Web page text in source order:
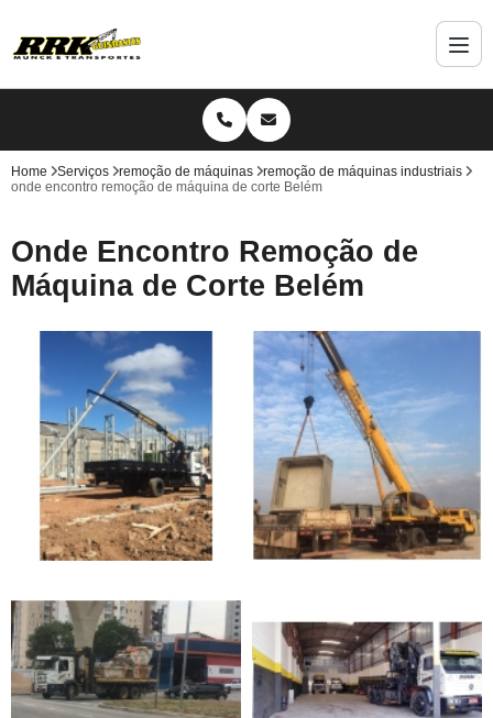
Home Serviços remoção de máquinas
remoção de máquinas industriais
onde encontro remoção de máquina de corte Belém
Onde Encontro Remoção de
Máquina de Corte Belém